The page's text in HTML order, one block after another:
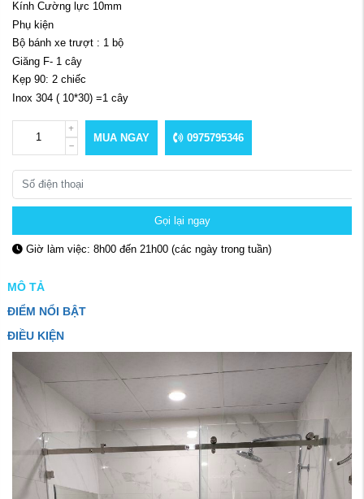
Kính Cường lực 10mm
Phụ kiện
Bộ bánh xe trượt : 1 bộ
Giăng F- 1 cây
Kẹp 90: 2 chiếc
Inox 304 ( 10*30) =1 cây
MUA NGAY 0975795346
Gọi lại ngay
Giờ làm việc: 8h00 đến 21h00 (các ngày trong tuần)
MÔ TẢ
ĐIỂM NỔI BẬT
ĐIỀU KIỆN